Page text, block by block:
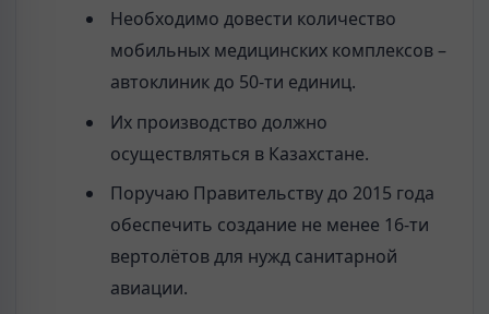
Необходимо довести количество
мобильных медицинских комплексов –
автоклиник до 50-ти единиц.
Их производство должно
осуществляться в Казахстане.
Поручаю Правительству до 2015 года
обеспечить создание не менее 16-ти
вертолётов для нужд санитарной
авиации.